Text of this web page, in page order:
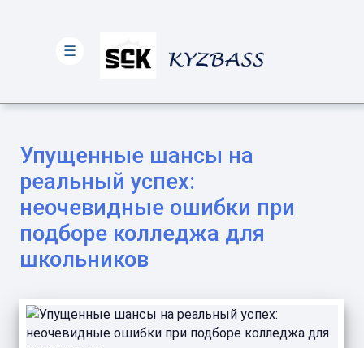
Упущенные шансы на
реальный успех:
неочевидные ошибки при
подборе колледжа для
школьников
☰